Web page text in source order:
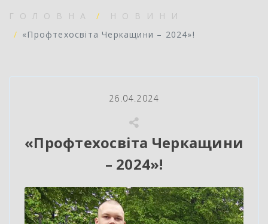
ГОЛОВНА
НОВИНИ
«Профтехосвіта Черкащини – 2024»!
26.04.2024
«Профтехосвіта Черкащини
– 2024»!